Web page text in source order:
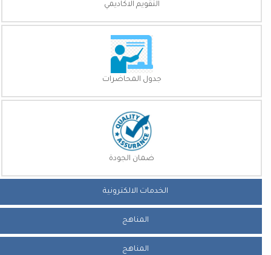
التقويم الاكاديمي
جدول المحاضرات
ضمان الجودة
الخدمات الالكترونية
المناهج
المناهج